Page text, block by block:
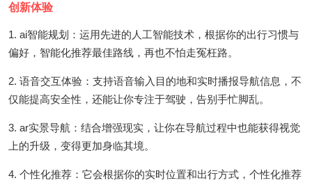
创新体验
1. ai智能规划：运用先进的人工智能技术，根据你的出行习惯与
偏好，智能化推荐最佳路线，再也不怕走冤枉路。
2. 语音交互体验：支持语音输入目的地和实时播报导航信息，不
仅能提高安全性，还能让你专注于驾驶，告别手忙脚乱。
3. ar实景导航：结合增强现实，让你在导航过程中也能获得视觉
上的升级，变得更加身临其境。
4. 个性化推荐：它会根据你的实时位置和出行方式，个性化推荐